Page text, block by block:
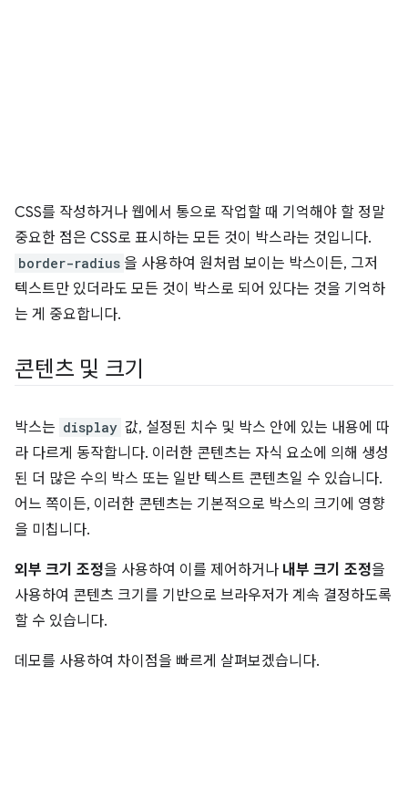
CSS를 작성하거나 웹에서 통으로 작업할 때 기억해야 할 정말
중요한 점은 CSS로 표시하는 모든 것이 박스라는 것입니다.
border-radius 을 사용하여 원처럼 보이는 박스이든, 그저
텍스트만 있더라도 모든 것이 박스로 되어 있다는 것을 기억하
는 게 중요합니다.
콘텐츠 및 크기
박스는 display 값, 설정된 치수 및 박스 안에 있는 내용에 따
라 다르게 동작합니다. 이러한 콘텐츠는 자식 요소에 의해 생성
된 더 많은 수의 박스 또는 일반 텍스트 콘텐츠일 수 있습니다.
어느 쪽이든, 이러한 콘텐츠는 기본적으로 박스의 크기에 영향
을 미칩니다.
외부 크기 조정을 사용하여 이를 제어하거나 내부 크기 조정을
사용하여 콘텐츠 크기를 기반으로 브라우저가 계속 결정하도록
할 수 있습니다.
데모를 사용하여 차이점을 빠르게 살펴보겠습니다.